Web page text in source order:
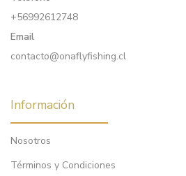
+56992612748
Email
contacto@onaflyfishing.cl
Información
Nosotros
Términos y Condiciones